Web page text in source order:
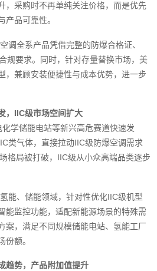
，采购时不再单纯关注价格，而是优先
产品可靠性。
调全系产品凭借完整的防爆合格证、
规要求。同时，针对存量替换市场，美
，兼顾安装便捷性与成本优势，进一步
，IIC级市场空间扩大
学储能电站等新兴高危赛道快速发
类气体，直接拉动IIC级防爆空调需求
格局被打破，IIC级从小众高端品类逐步
能、储能领域，针对性优化IIC级机型
能监控功能，适配新能源场景的特殊需
案，满足不同规模储能电站、氢能工厂
份额。
趋势，产品附加值提升